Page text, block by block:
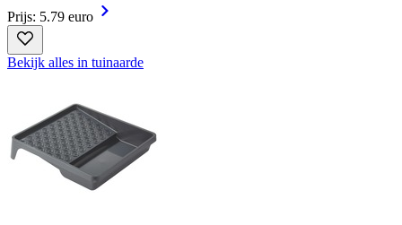
Prijs: 5.79 euro
Bekijk alles in tuinaarde